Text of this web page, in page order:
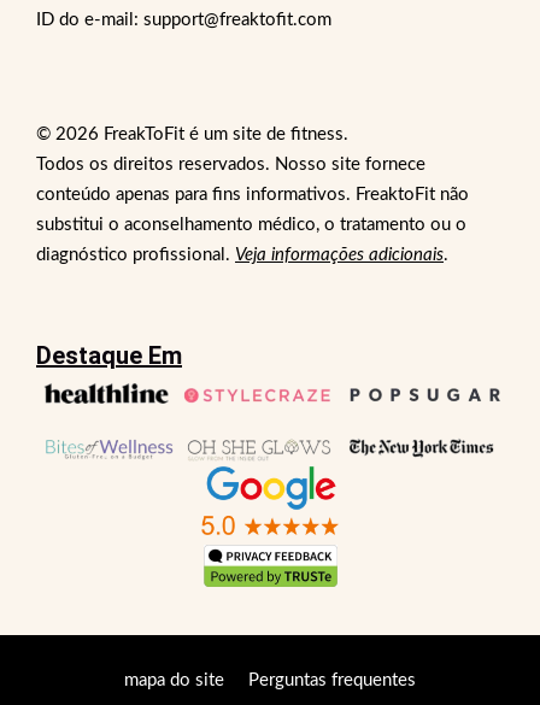
ID do e-mail: support@freaktofit.com
© 2026 FreakToFit é um site de fitness.
Todos os direitos reservados. Nosso site fornece
conteúdo apenas para fins informativos. FreaktoFit não
substitui o aconselhamento médico, o tratamento ou o
diagnóstico profissional. Veja informações adicionais.
Destaque Em
mapa do site Perguntas frequentes